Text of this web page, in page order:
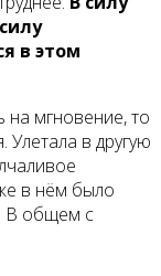
в этом
на мгновение, то
в другую
в нём было
В общем с